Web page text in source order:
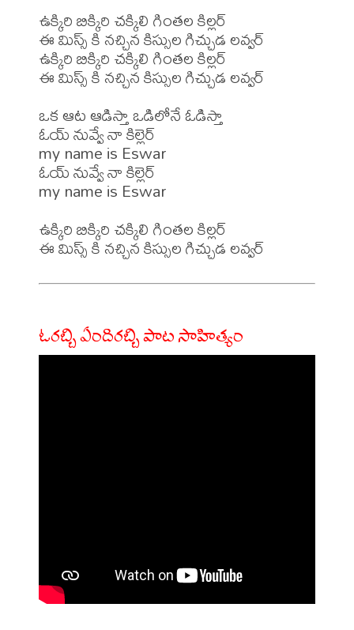
ఉక్కిరి బిక్కిరి చక్కిలి గింతల కిల్లర్
ఈ మిస్స్ కి నచ్చిన కిస్సుల గిచ్చుడ లవ్వర్
ఉక్కిరి బిక్కిరి చక్కిలి గింతల కిల్లర్
ఈ మిస్స్ కి నచ్చిన కిస్సుల గిచ్చుడ లవ్వర్
ఒక ఆట ఆడిస్తా ఒడిలోనే ఓడిస్తా
ఓయ్ నువ్వే నా కిల్లెర్
my name is Eswar
ఓయ్ నువ్వే నా కిల్లెర్
my name is Eswar
ఉక్కిరి బిక్కిరి చక్కిలి గింతల కిల్లర్
ఓరబ్బి ఏందిరబ్బి పాట సాహిత్యం